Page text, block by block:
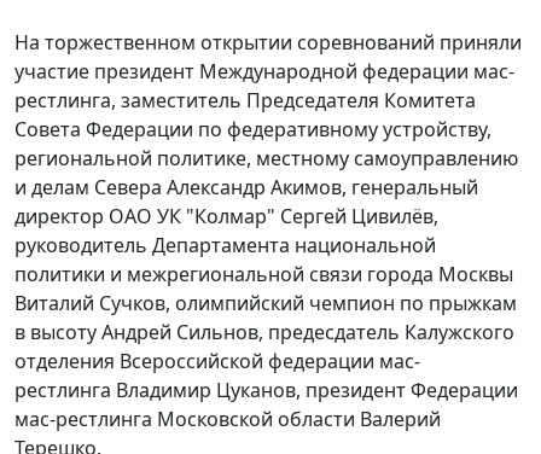
На торжественном открытии соревнований приняли
участие президент Международной федерации мас-
рестлинга, заместитель Председателя Комитета
Совета Федерации по федеративному устройству,
региональной политике, местному самоуправлению
и делам Севера Александр Акимов, генеральный
директор ОАО УК "Колмар" Сергей Цивилёв,
руководитель Департамента национальной
политики и межрегиональной связи города Москвы
Виталий Сучков, олимпийский чемпион по прыжкам
в высоту Андрей Сильнов, предесдатель Калужского
отделения Всероссийской федерации мас-
рестлинга Владимир Цуканов, президент Федерации
мас-рестлинга Московской области Валерий
Терешко.